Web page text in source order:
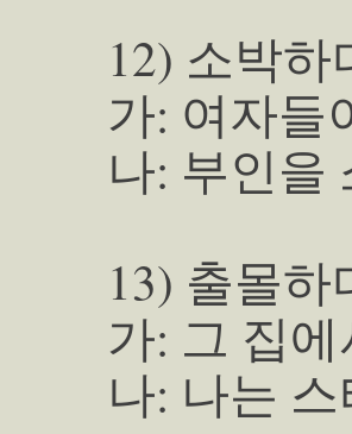
12) 소박하
가: 여자들
나: 부인을
13) 출몰하
가: 그 집
나: 나는